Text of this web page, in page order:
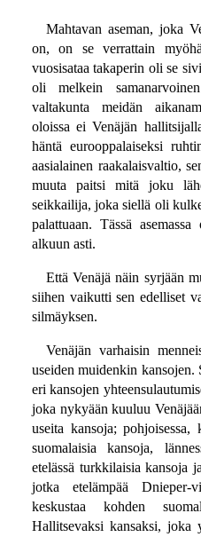
Mahtavan aseman, joka
on, on se verrattain
vuosisataa takaperin oli se
oli melkein
valtakunta meidän
oloissa ei Venäjän
häntä eurooppalaiseksi
aasialainen raakalaisvaltio,
muuta paitsi mitä joku
seikkailija, joka siellä oli
palattuaan. Tässä
alkuun asti.
Että Venäjä näin syrjään
siihen vaikutti sen edelliset
silmäyksen.
Venäjän varhaisin
useiden muidenkin kansojen.
eri kansojen
joka nykyään kuuluu
useita kansoja; pohjoisessa,
suomalaisia kansoja,
etelässä turkkilaisia kansoja
jotka etelämpää Dnieper-
keskustaa kohden
Hallitsevaksi kansaksi,